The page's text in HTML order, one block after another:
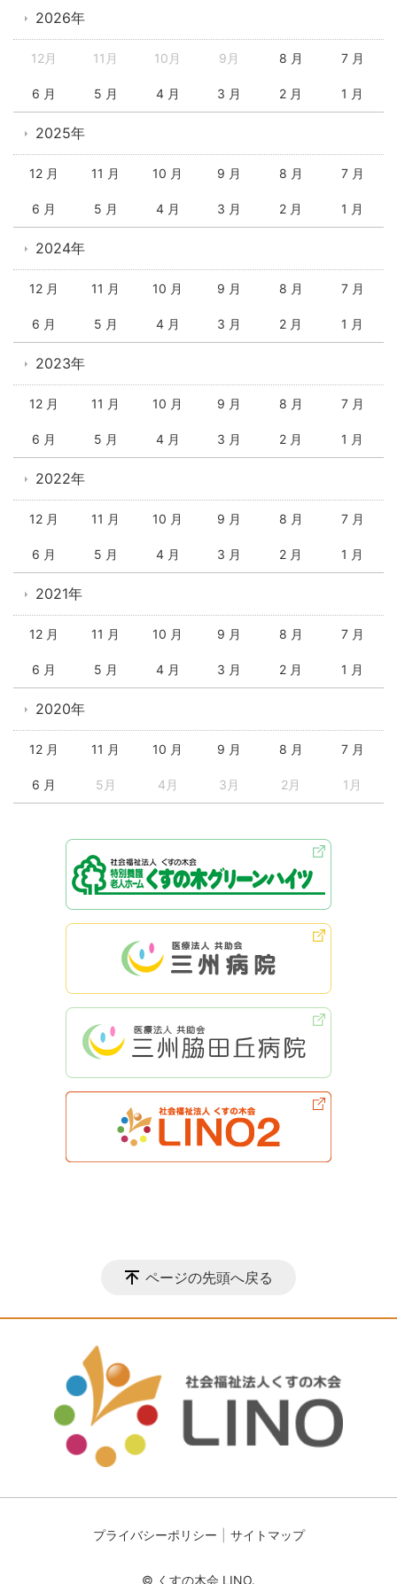
2026年
12月 11月 10月 9月 8 月 7 月
6 月 5 月 4 月 3 月 2 月 1 月
2025年
12 月 11 月 10 月 9 月 8 月 7 月
6 月 5 月 4 月 3 月 2 月 1 月
2024年
12 月 11 月 10 月 9 月 8 月 7 月
6 月 5 月 4 月 3 月 2 月 1 月
2023年
12 月 11 月 10 月 9 月 8 月 7 月
6 月 5 月 4 月 3 月 2 月 1 月
2022年
12 月 11 月 10 月 9 月 8 月 7 月
6 月 5 月 4 月 3 月 2 月 1 月
2021年
12 月 11 月 10 月 9 月 8 月 7 月
6 月 5 月 4 月 3 月 2 月 1 月
2020年
12 月 11 月 10 月 9 月 8 月 7 月
6 月 5月 4月 3月 2月 1月
ページの先頭へ戻る
プライバシーポリシー サイトマップ
© くすの木会 LINO.